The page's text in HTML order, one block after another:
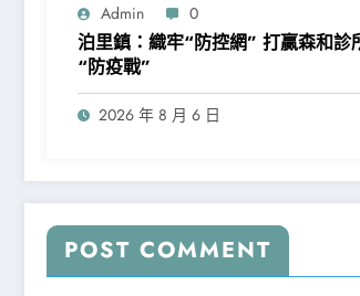
Admin 0
泊里鎮：織牢“防控網” 打贏森和診
“防疫戰”
2026 年 8 月 6 日
POST COMMENT